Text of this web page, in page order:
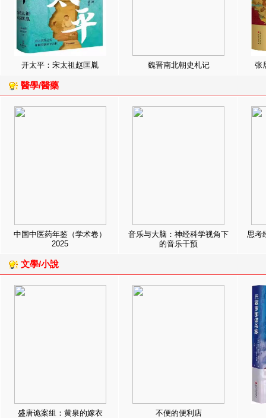
开太平：宋太祖赵匡胤 魏晋南北朝史札记 张
醫學/醫藥
中国中医药年鉴（学术卷）
2025
音乐与大脑：神经科学视角下
的音乐干预
思考
文學/小說
盛唐诡案组：黄泉的嫁衣 不便的便利店